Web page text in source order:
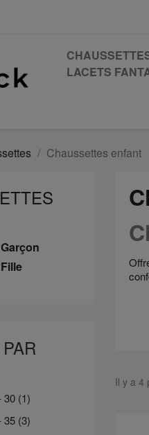
LACETS
Chaussettes enfant
30 (1)
35 (3)
Il y a 4